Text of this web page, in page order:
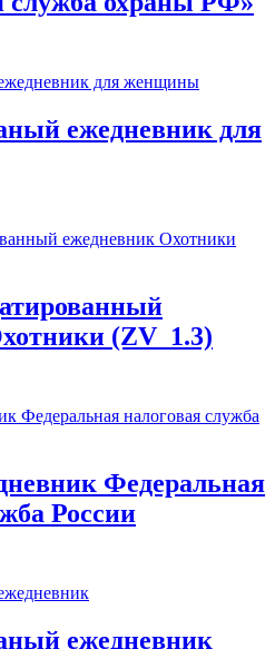
ежедневник для
(ZV_1.3)
Федеральная
России
ежедневник